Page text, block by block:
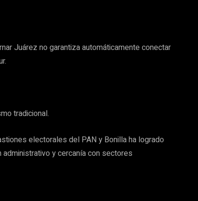
Juárez no garantiza automáticamente conectar
tradicional.
electorales del PAN y Bonilla ha logrado
y cercanía con sectores